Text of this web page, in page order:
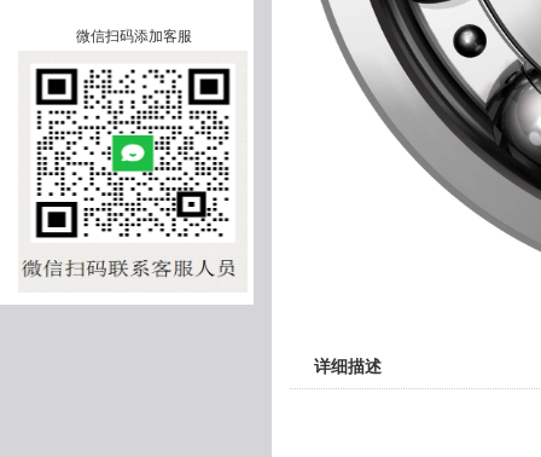
微信扫码添加客服
详细描述